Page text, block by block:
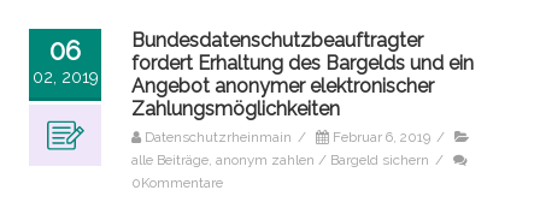
06
02, 2019
Bundesdatenschutzbeauftragter
fordert Erhaltung des Bargelds und ein
Angebot anonymer elektronischer
Zahlungsmöglichkeiten
Datenschutzrheinmain / Februar 6, 2019 /
alle Beiträge, anonym zahlen / Bargeld sichern /
0Kommentare